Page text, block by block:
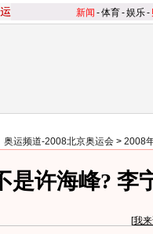
新闻 -体育-娱乐-
奥运频道-2008北京奥运会 > 2008
是许海峰? 李
[我